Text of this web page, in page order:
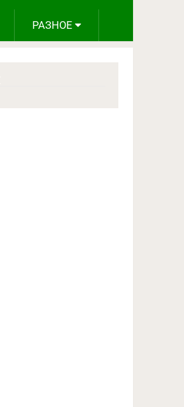
РАЗНОЕ